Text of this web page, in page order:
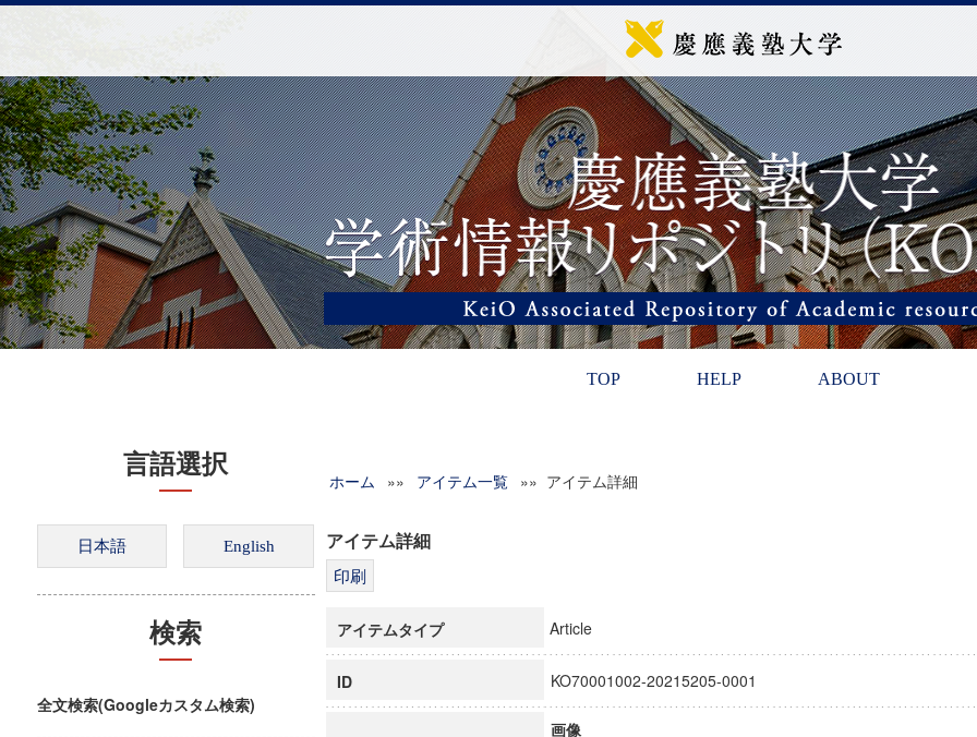
TOP HELP ABOUT
言語選択
検索
全文検索(Googleカスタム検索)
ホーム »» アイテム一覧 »» アイテム詳細
アイテム詳細
アイテムタイプ Article
ID KO70001002-20215205-0001
画像